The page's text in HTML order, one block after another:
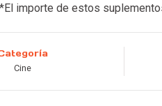
*El importe de estos
Cine